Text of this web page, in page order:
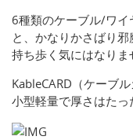
6種類のケーブル/ワ
と、かなりかさばり
持ち歩く気にはなりま
KableCARD（ケーブ
小型軽量で厚さはたっ